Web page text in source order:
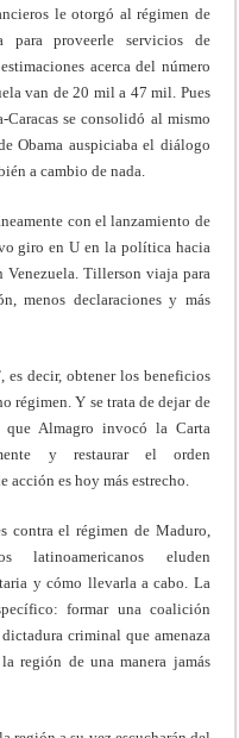
le otorgó al régimen de
para proveerle servicios de
acerca del número
van de 20 mil a 47 mil. Pues
se consolidó al mismo
Obama auspiciaba el diálogo
a cambio de nada.
con el lanzamiento de
giro en U en la política hacia
Tillerson viaja para
menos declaraciones y más
, es decir, obtener los beneficios
régimen. Y se trata de dejar de
que Almagro invocó la Carta
y restaurar el orden
acción es hoy más estrecho.
contra el régimen de Maduro,
latinoamericanos eluden
y cómo llevarla a cabo. La
formar una coalición
criminal que amenaza
región de una manera jamás